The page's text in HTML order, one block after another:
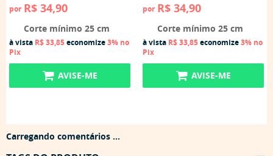
por R$ 34,90
Corte mínimo 25 cm
à vista R$ 33,85economize3% no
Pix
AVISE-ME
por R$ 34,90
Corte mínimo 25 cm
à vista R$ 33,85economize3% no
Pix
AVISE-ME
Carregando comentários ...